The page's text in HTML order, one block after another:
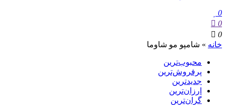
0
0
0
خانه » شامپو مو شاوما
محبوب‌ترین
پرفروش‌ترین
جدیدترین
ارزان‌ترین
گران‌ترین